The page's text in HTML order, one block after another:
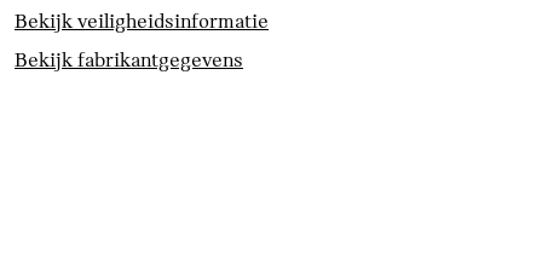
ISOFIX bevestiging
waarschuwing
Bekijk veiligheidsinformatie
Bekijk fabrikantgegevens